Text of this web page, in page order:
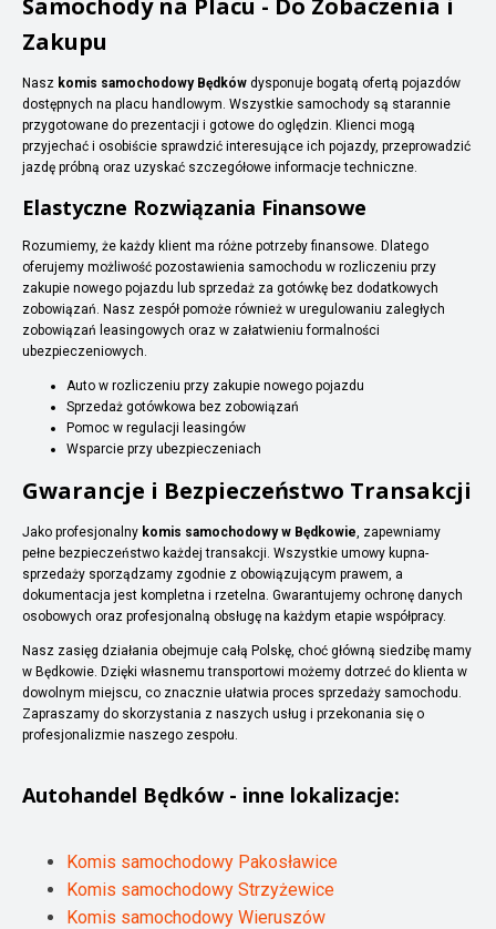
Samochody na Placu - Do Zobaczenia i
Zakupu
Nasz komis samochodowy Będków dysponuje bogatą ofertą pojazdów
dostępnych na placu handlowym. Wszystkie samochody są starannie
przygotowane do prezentacji i gotowe do oględzin. Klienci mogą
przyjechać i osobiście sprawdzić interesujące ich pojazdy, przeprowadzić
jazdę próbną oraz uzyskać szczegółowe informacje techniczne.
Elastyczne Rozwiązania Finansowe
Rozumiemy, że każdy klient ma różne potrzeby finansowe. Dlatego
oferujemy możliwość pozostawienia samochodu w rozliczeniu przy
zakupie nowego pojazdu lub sprzedaż za gotówkę bez dodatkowych
zobowiązań. Nasz zespół pomoże również w uregulowaniu zaległych
zobowiązań leasingowych oraz w załatwieniu formalności
ubezpieczeniowych.
Auto w rozliczeniu przy zakupie nowego pojazdu
Sprzedaż gotówkowa bez zobowiązań
Pomoc w regulacji leasingów
Wsparcie przy ubezpieczeniach
Gwarancje i Bezpieczeństwo Transakcji
Jako profesjonalny komis samochodowy w Będkowie, zapewniamy
pełne bezpieczeństwo każdej transakcji. Wszystkie umowy kupna-
sprzedaży sporządzamy zgodnie z obowiązującym prawem, a
dokumentacja jest kompletna i rzetelna. Gwarantujemy ochronę danych
osobowych oraz profesjonalną obsługę na każdym etapie współpracy.
Nasz zasięg działania obejmuje całą Polskę, choć główną siedzibę mamy
w Będkowie. Dzięki własnemu transportowi możemy dotrzeć do klienta w
dowolnym miejscu, co znacznie ułatwia proces sprzedaży samochodu.
Zapraszamy do skorzystania z naszych usług i przekonania się o
profesjonalizmie naszego zespołu.
Autohandel Będków - inne lokalizacje:
Komis samochodowy Pakosławice
Komis samochodowy Strzyżewice
Komis samochodowy Wieruszów